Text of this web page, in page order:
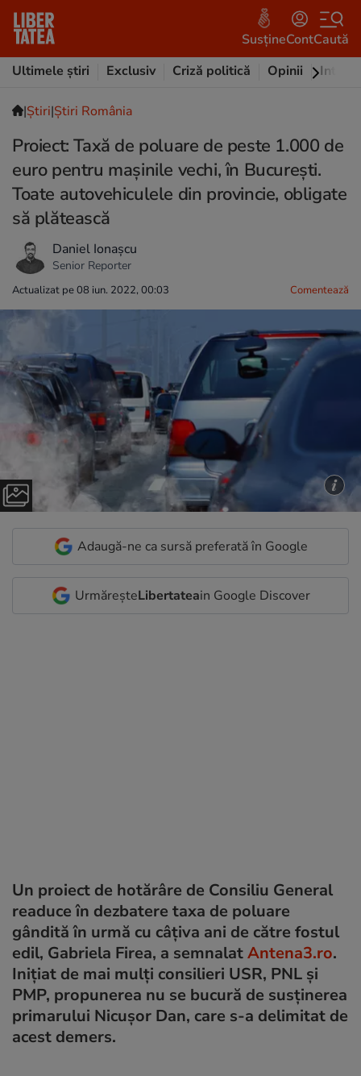
SusțineContCaută
Ultimele știri
Exclusiv Criză politică Opinii
|Ştiri|Știri România
Proiect: Taxă de poluare de peste 1.000 de
euro pentru mașinile vechi, în București.
Toate autovehiculele din provincie, obligate
să plătească
Daniel Ionașcu
Senior Reporter
Actualizat pe 08 iun. 2022, 00:03 Comentează
Adaugă-ne ca sursă preferată în Google
UrmăreșteLibertateain Google Discover
Un proiect de hotărâre de Consiliu General
readuce în dezbatere taxa de poluare
gândită în urmă cu câțiva ani de către fostul
edil, Gabriela Firea, a semnalatAntena3.ro.
Inițiat de mai mulți consilieri USR, PNL și
PMP, propunerea nu se bucură de susținerea
primarului Nicușor Dan, care s-a delimitat de
acest demers.